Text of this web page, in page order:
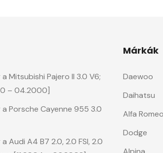
Mitsubishi Pajero II 3.0 V6;
– 04.2000]
Porsche Cayenne 955 3.0
Audi A4 B7 2.0, 2.0 FSI, 2.0
Márkák
Daewoo
Daihatsu
Alfa Romeo
Dodge